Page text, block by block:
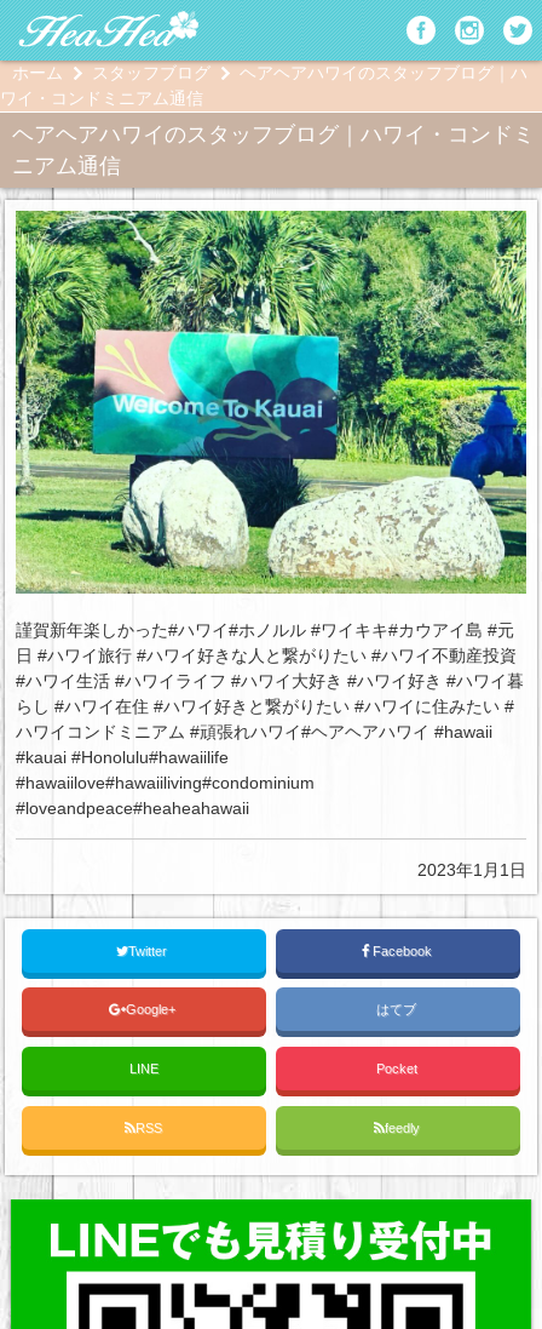
ホーム スタッフブログ
ヘアヘアハワイのスタッフブログ｜ハ
ワイ・コンドミニアム通信
ヘアヘアハワイのスタッフブログ｜ハワイ・コンドミ
ニアム通信
謹賀新年楽しかった#ハワイ#ホノルル #ワイキキ#カウアイ島 #元
日 #ハワイ旅行 #ハワイ好きな人と繋がりたい #ハワイ不動産投資
#ハワイ生活 #ハワイライフ #ハワイ大好き #ハワイ好き #ハワイ暮
らし #ハワイ在住 #ハワイ好きと繋がりたい #ハワイに住みたい #
ハワイコンドミニアム #頑張れハワイ#ヘアヘアハワイ #hawaii
#kauai #Honolulu#hawaiilife
#hawaiilove#hawaiiliving#condominium
#loveandpeace#heaheahawaii
2023年1月1日
Twitter Facebook
Google+ はてブ
LINE Pocket
RSS feedly